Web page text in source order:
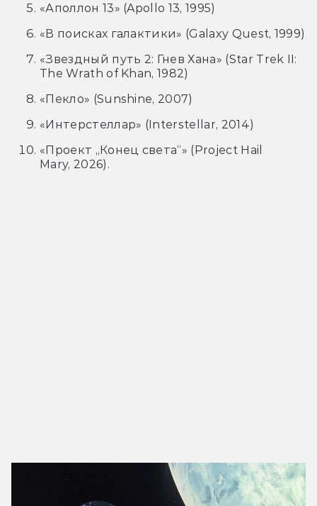
«Аполлон 13» (Apollo 13, 1995)
«В поисках галактики» (Galaxy Quest, 1999)
«Звездный путь 2: Гнев Хана» (Star Trek II:
The Wrath of Khan, 1982)
«Пекло» (Sunshine, 2007)
«Интерстеллар» (Interstellar, 2014)
«Проект „Конец света“» (Project Hail
Mary, 2026).